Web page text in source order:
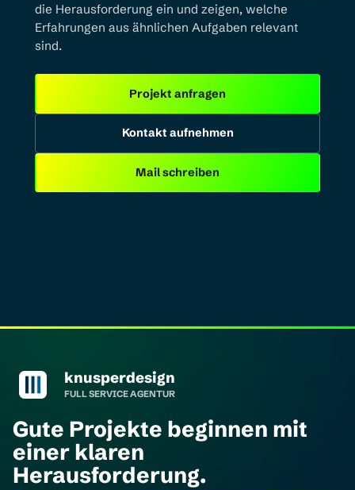
die Herausforderung ein und zeigen, welche
Erfahrungen aus ähnlichen Aufgaben relevant
sind.
Projekt anfragen
Kontakt aufnehmen
Mail schreiben
knusperdesign
FULL SERVICE AGENTUR
knusperdesign Startseite
Gute Projekte beginnen mit
einer klaren
Herausforderung.